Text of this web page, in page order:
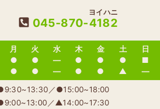
045-870-4182
ヨイハニ
月 火 水 木 金 土
日
● ● ― ● ● ●
■
● ● ― ● ● ▲
―
／●15:00~18:00
／▲14:00~17:30